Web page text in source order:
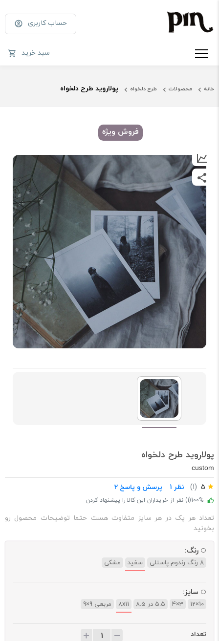
حساب کاربری
سبد خرید
خانه محصولات طرح دلخواه پولاروید طرح دلخواه
فروش ویژه
پولاروید طرح دلخواه
custom
5
(1) نظر 1 پرسش و پاسخ 2
100%(1) نفر از خریداران این کالا را پیشنهاد کردن
تعداد هر پک در هر سایز متفاوت هست حتما توضیحات محصول رو
بخونید
رنگ:
8 رنگ رندوم پاستلی سفید مشکی
سایز:
10×12
3×4 5.5 در 8.5 8x11 مربعی 9×9
تعداد